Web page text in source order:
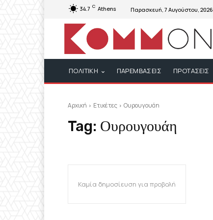
34.7 C Athens Παρασκευή, 7 Αυγούστου, 2026
ΠΟΛΙΤΙΚΗ ΠΑΡΕΜΒΑΣΕΙΣ ΠΡΟΤΑΣΕΙΣ
Αρχική Ετικέτες Ουρουγουάη
Tag: Ουρουγουάη
Καμία δημοσίευση για προβολή